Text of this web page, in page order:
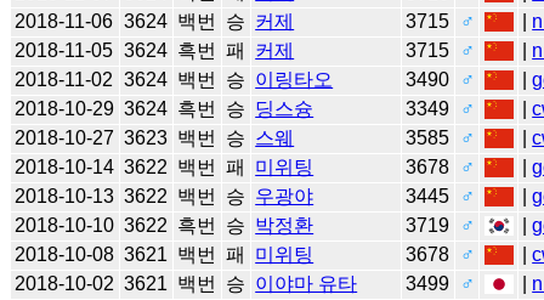
2018-11-06 3624 백번 승 커제 3715 ♂
2018-11-05 3624 흑번 패 커제 3715 ♂
2018-11-02 3624 백번 승 이링타오 3490 ♂ |
2018-10-29 3624 흑번 승 딩스슝 3349 ♂ |
2018-10-27 3623 백번 승 스웨 3585 ♂ |
2018-10-14 3622 백번 패 미위팅 3678 ♂ |
2018-10-13 3622 백번 승 우광야 3445 ♂ |
2018-10-10 3622 흑번 승 박정환 3719 ♂ |
2018-10-08 3621 백번 패 미위팅 3678 ♂ |
2018-10-02 3621 백번 승 이야마 유타 3499 ♂